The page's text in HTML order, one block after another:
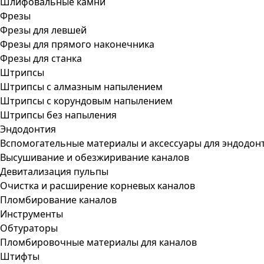
Фрезы
Фрезы для левшей
Фрезы для прямого наконечника
Фрезы для станка
Штрипсы
Штрипсы c алмазным напылением
Штрипсы c корундовым напылением
Штрипсы без напыления
Эндодонтия
Вспомогательные материалы и аксессуары для
Высушивание и обезжиривание каналов
Девитализация пульпы
Очистка и расширение корневых каналов
Пломбирование каналов
Инструменты
Обтураторы
Пломбировочные материалы для каналов
Штифты